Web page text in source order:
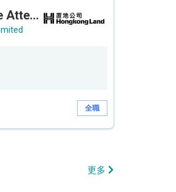
Customer Service Attendant (5-day work)
全職
更多